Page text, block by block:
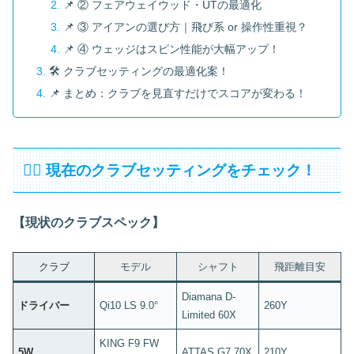
📌 ② フェアウェイウッド・UTの最適化
📌 ③ アイアンの選び方｜飛び系 or 操作性重視？
📌 ④ ウェッジはスピン性能が大幅アップ！
🛠 クラブセッティングの最適化案！
📌 まとめ：クラブを見直すだけでスコアが変わる！
🏌️‍♂️ 現在のクラブセッティングをチェック！
【現状のクラブスペック】
クラブ モデル シャフト 飛距離目安
ドライバー Qi10 LS 9.0°
Diamana D-
Limited 60X
260Y
KING F9 FW